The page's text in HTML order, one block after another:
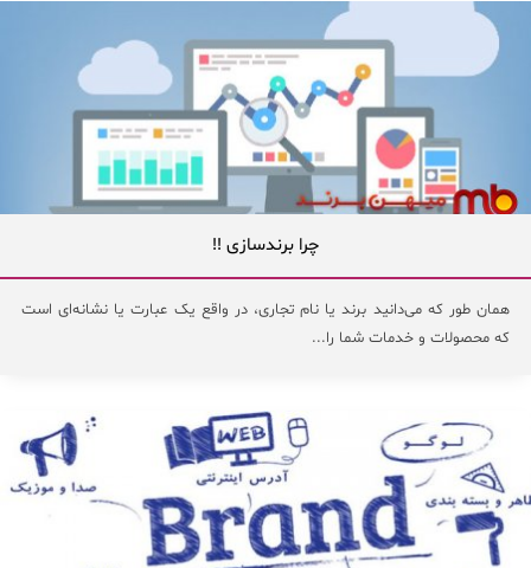
چرا برندسازی !!
همان طور که می‌دانید برند یا نام تجاری، در واقع یک عبارت یا نشانه‌ای است
که محصولات و خدمات شما را...